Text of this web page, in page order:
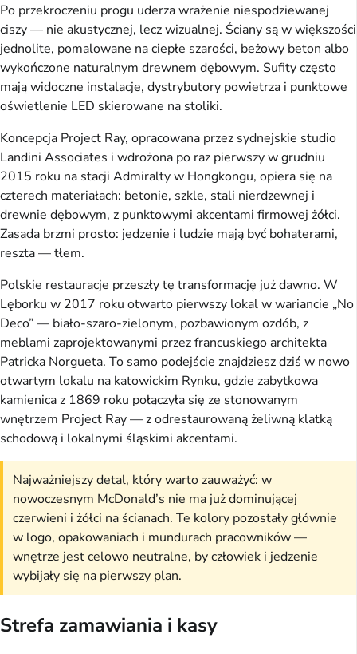
Po przekroczeniu progu uderza wrażenie niespodziewanej
ciszy — nie akustycznej, lecz wizualnej. Ściany są w większości
jednolite, pomalowane na ciepłe szarości, beżowy beton albo
wykończone naturalnym drewnem dębowym. Sufity często
mają widoczne instalacje, dystrybutory powietrza i punktowe
oświetlenie LED skierowane na stoliki.
Koncepcja Project Ray, opracowana przez sydnejskie studio
Landini Associates i wdrożona po raz pierwszy w grudniu
2015 roku na stacji Admiralty w Hongkongu, opiera się na
czterech materiałach: betonie, szkle, stali nierdzewnej i
drewnie dębowym, z punktowymi akcentami firmowej żółci.
Zasada brzmi prosto: jedzenie i ludzie mają być bohaterami,
reszta — tłem.
Polskie restauracje przeszły tę transformację już dawno. W
Lęborku w 2017 roku otwarto pierwszy lokal w wariancie „No
Deco” — biało-szaro-zielonym, pozbawionym ozdób, z
meblami zaprojektowanymi przez francuskiego architekta
Patricka Norgueta. To samo podejście znajdziesz dziś w nowo
otwartym lokalu na katowickim Rynku, gdzie zabytkowa
kamienica z 1869 roku połączyła się ze stonowanym
wnętrzem Project Ray — z odrestaurowaną żeliwną klatką
schodową i lokalnymi śląskimi akcentami.
Najważniejszy detal, który warto zauważyć: w
nowoczesnym McDonald’s nie ma już dominującej
czerwieni i żółci na ścianach. Te kolory pozostały głównie
w logo, opakowaniach i mundurach pracowników —
wnętrze jest celowo neutralne, by człowiek i jedzenie
wybijały się na pierwszy plan.
Strefa zamawiania i kasy